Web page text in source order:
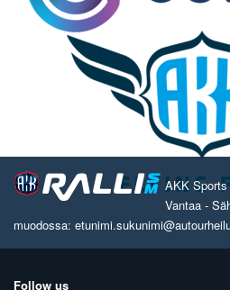
AKK
Vantaa -
muodossa:
Follow us